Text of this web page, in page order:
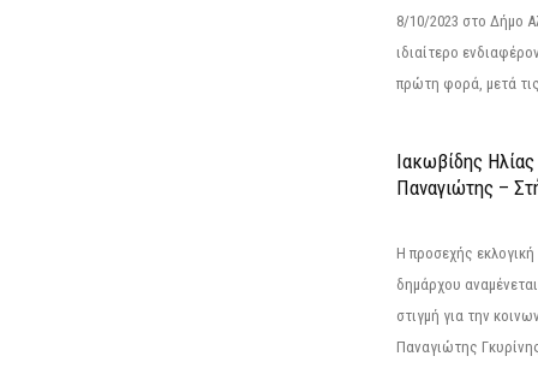
8/10/2023 στο Δήμο
ιδιαίτερο
πρώτη φορά, μετά τις
Ιακωβίδης
Παναγιώτης –
Η προσεχής
δημάρχου
στιγμή για την
Παναγιώτης